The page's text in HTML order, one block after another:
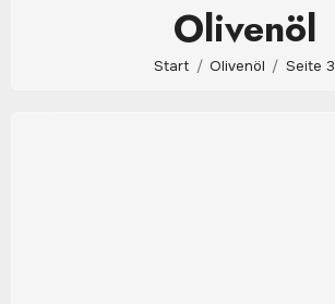
Olivenöl
Start Olivenöl Seite 3